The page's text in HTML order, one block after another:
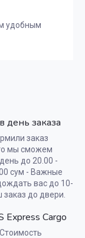
удобным
день заказа
заказ
мы сможем
до 20.00 -
сум - Важные
вас до 10-
до двери.
Express Cargo